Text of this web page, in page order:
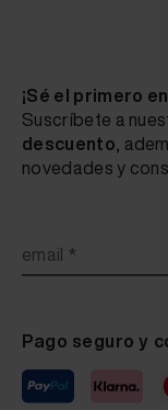
¡Sé el primero
Suscríbete a
descuento,
novedades y
email *
Pago seguro y